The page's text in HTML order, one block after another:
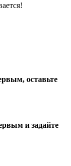
оставьте
и задайте